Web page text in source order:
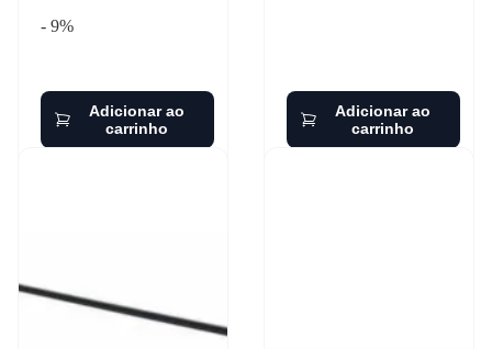
- 9%
Adicionar ao
carrinho
Adicionar ao
carrinho